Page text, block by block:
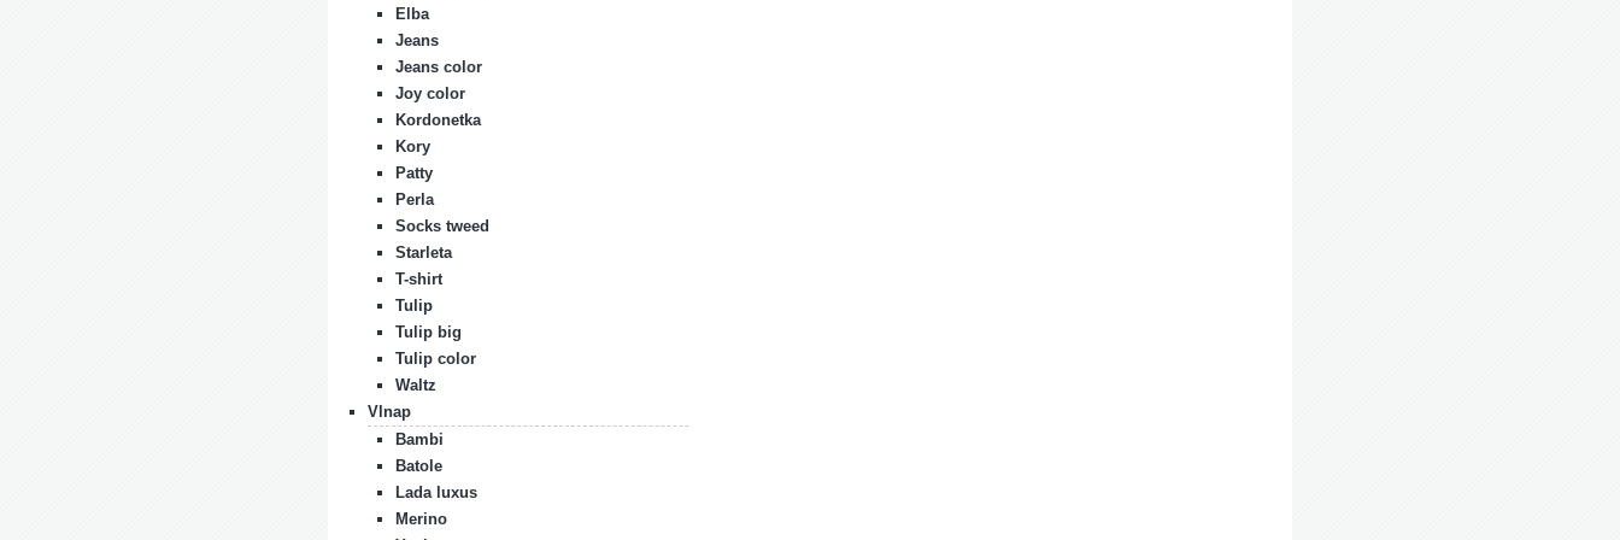
Elba
Jeans
Jeans color
Joy color
Kordonetka
Kory
Patty
Perla
Socks tweed
Starleta
T-shirt
Tulip
Tulip big
Tulip color
Waltz
Vlnap
Bambi
Batole
Lada luxus
Merino